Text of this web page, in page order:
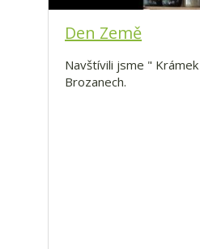
Den Země
Navštívili jsme "
Brozanech.